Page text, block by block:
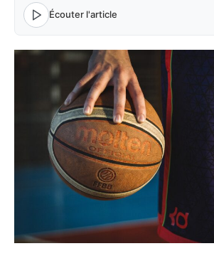
Écouter l'article